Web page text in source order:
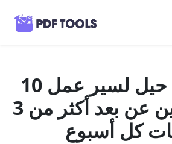
10 حيل لسير عمل PDF توفر
على العاملين عن بعد أكثر من 3
كل أسبوع